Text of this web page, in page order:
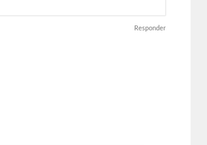
Responder